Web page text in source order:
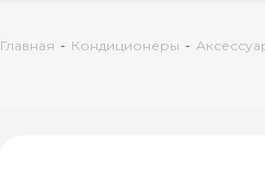
Главная - Кондиционеры -